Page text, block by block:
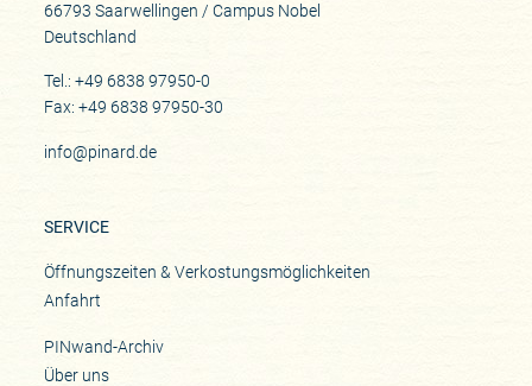
66793 Saarwellingen / Campus Nobel
Deutschland
Tel.: +49 6838 97950-0
Fax: +49 6838 97950-30
info@pinard.de
SERVICE
Öffnungszeiten & Verkostungsmöglichkeiten
Anfahrt
PINwand-Archiv
Über uns